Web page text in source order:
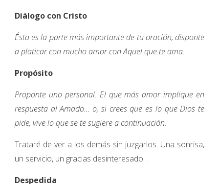
Diálogo con Cristo
Ésta es la parte más importante de tu oración, disponte
a platicar con mucho amor con Aquel que te ama.
Propósito
Proponte uno personal. El que más amor implique en
respuesta al Amado… o, si crees que es lo que Dios te
pide, vive lo que se te sugiere a continuación.
Trataré de ver a los demás sin juzgarlos. Una sonrisa,
un servicio, un gracias desinteresado…
Despedida